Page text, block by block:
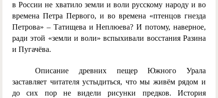
в России не хватило земли и воли русскому народу и во
времена Петра Первого, и во времена «птенцов гнезда
Петрова» – Татищева и Неплюева? И потому, наверное,
ради этой «земли и воли» вспыхивали восстания Разина
и Пугачёва.
Описание древних пещер Южного Урала
заставляет читателя устыдиться, что мы живём рядом и
до сих пор не видели рисунки предков. История